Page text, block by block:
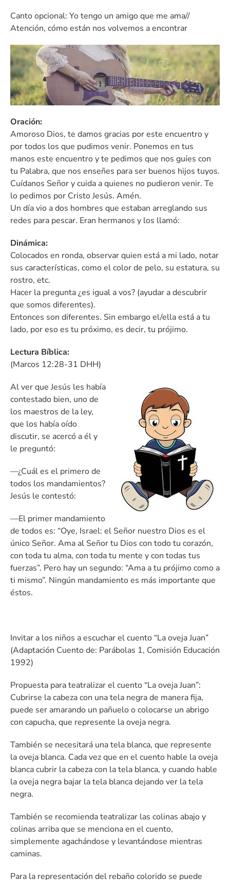
Canto opcional: Yo tengo un amigo que me ama//
Atención, cómo están nos volvemos a encontrar
Oración:
Amoroso Dios, te damos gracias por este encuentro y
por todos los que pudimos venir. Ponemos en tus
manos este encuentro y te pedimos que nos guíes con
tu Palabra, que nos enseñes para ser buenos hijos tuyos.
Cuídanos Señor y cuida a quienes no pudieron venir. Te
lo pedimos por Cristo Jesús. Amén.
Un día vio a dos hombres que estaban arreglando sus
redes para pescar. Eran hermanos y los llamó:
Dinámica:
Colocados en ronda, observar quien está a mi lado, notar
sus características, como el color de pelo, su estatura, su
rostro, etc.
Hacer la pregunta ¿es igual a vos? (ayudar a descubrir
que somos diferentes).
Entonces son diferentes. Sin embargo el/ella está a tu
lado, por eso es tu próximo, es decir, tu prójimo.
Lectura Bíblica:
(Marcos 12:28-31 DHH)
Al ver que Jesús les había
contestado bien, uno de
los maestros de la ley,
que los había oído
discutir, se acercó a él y
le preguntó:
—¿Cuál es el primero de
todos los mandamientos?
Jesús le contestó:
—El primer mandamiento
de todos es: “Oye, Israel: el Señor nuestro Dios es el
único Señor. Ama al Señor tu Dios con todo tu corazón,
con toda tu alma, con toda tu mente y con todas tus
fuerzas”. Pero hay un segundo: “Ama a tu prójimo como a
ti mismo”. Ningún mandamiento es más importante que
éstos.
Invitar a los niños a escuchar el cuento “La oveja Juan”
(Adaptación Cuento de: Parábolas 1, Comisión Educación
1992)
Propuesta para teatralizar el cuento “La oveja Juan”:
Cubrirse la cabeza con una tela negra de manera fija,
puede ser amarando un pañuelo o colocarse un abrigo
con capucha, que represente la oveja negra.
También se necesitará una tela blanca, que represente
la oveja blanca. Cada vez que en el cuento hable la oveja
blanca cubrir la cabeza con la tela blanca, y cuando hable
la oveja negra bajar la tela blanca dejando ver la tela
negra.
También se recomienda teatralizar las colinas abajo y
colinas arriba que se menciona en el cuento,
simplemente agachándose y levantándose mientras
caminas.
Para la representación del rebaño colorido se puede